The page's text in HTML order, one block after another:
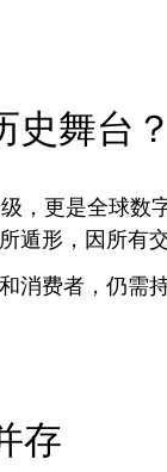
史舞台？
，更是全球
遁形，因所有
消费者，仍需
存